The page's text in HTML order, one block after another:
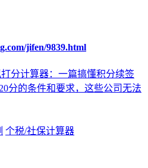
jifen/9839.html
分计算器：一篇搞懂积分续签
分的条件和要求，这些公司无法
个税/社保计算器